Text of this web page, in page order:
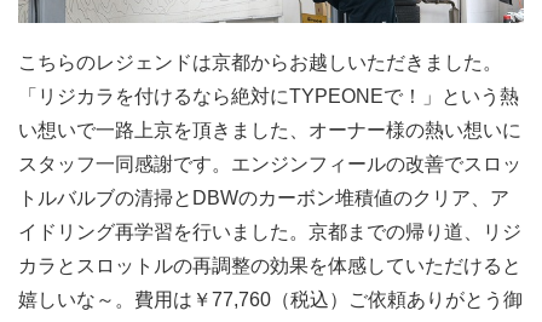
こちらのレジェンドは京都からお越しいただきました。
「リジカラを付けるなら絶対にTYPEONEで！」という熱
い想いで一路上京を頂きました、オーナー様の熱い想いに
スタッフ一同感謝です。エンジンフィールの改善でスロッ
トルバルブの清掃とDBWのカーボン堆積値のクリア、ア
イドリング再学習を行いました。京都までの帰り道、リジ
カラとスロットルの再調整の効果を体感していただけると
嬉しいな～。費用は￥77,760（税込）ご依頼ありがとう御